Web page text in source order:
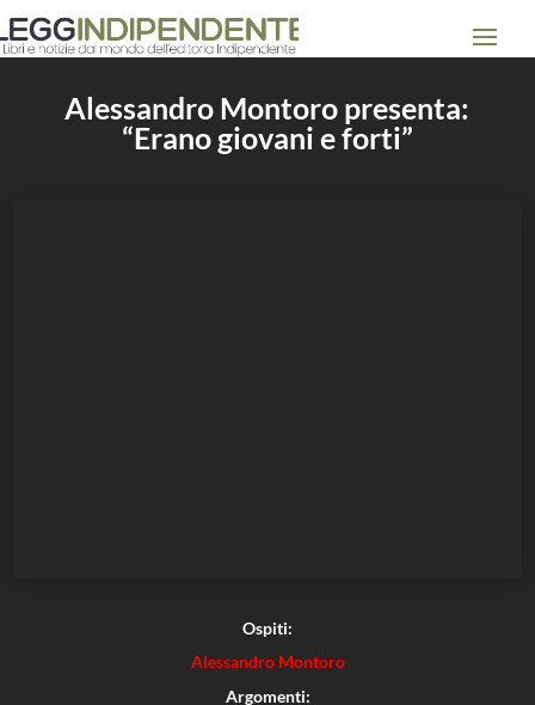
Alessandro Montoro presenta:
“Erano giovani e forti”
Ospiti:
Alessandro Montoro
Argomenti: